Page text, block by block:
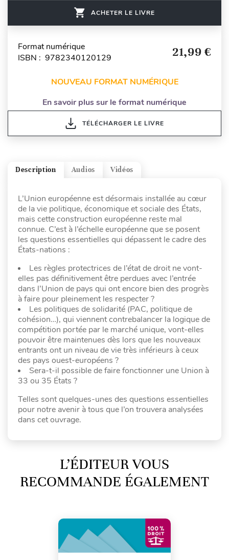
ACHETER LE LIVRE
Format numérique
ISBN : 9782340120129
21,99 €
NOUVEAU FORMAT NUMÉRIQUE
En savoir plus sur le format numérique
TÉLÉCHARGER LE LIVRE
Vidéos
Audios
Description
L’Union européenne est désormais installée au cœur
de la vie politique, économique et sociale des États,
mais cette construction européenne reste mal
connue. C’est à l’échelle européenne que se posent
les questions essentielles qui dépassent le cadre des
États-nations :
Les règles protectrices de l’état de droit ne vont-
elles pas définitivement être perdues avec l’entrée
dans l’Union de pays qui ont encore bien des progrès
à faire pour pleinement les respecter ?
Les politiques de solidarité (PAC, politique de
cohésion…), qui viennent contrebalancer la logique de
compétition portée par le marché unique, vont-elles
pouvoir être maintenues dès lors que les nouveaux
entrants ont un niveau de vie très inférieurs à ceux
des pays ouest-européens ?
Sera-t-il possible de faire fonctionner une Union à
33 ou 35 États ?
Telles sont quelques-unes des questions essentielles
pour notre avenir à tous que l’on trouvera analysées
dans cet ouvrage.
L’ÉDITEUR VOUS
RECOMMANDE ÉGALEMENT